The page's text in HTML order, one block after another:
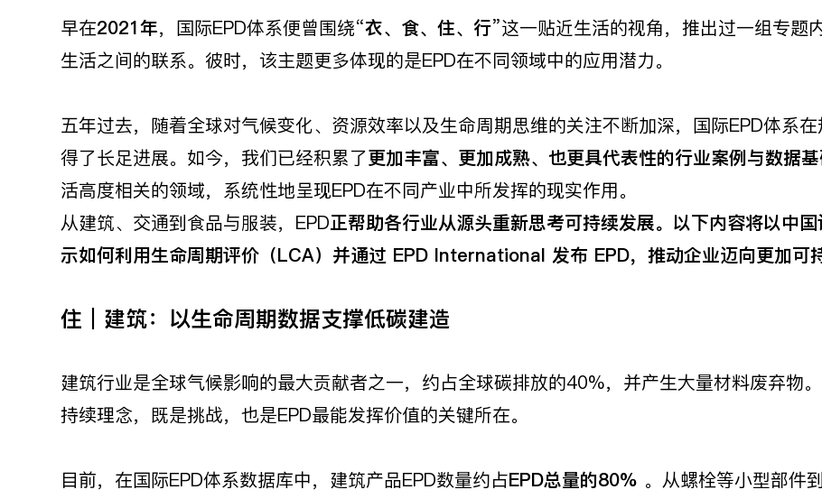
早在2021年，国际EPD体系便曾围绕“衣、食、住、行”这一贴近生活的视角，推出过一组专题
生活之间的联系。彼时，该主题更多体现的是EPD在不同领域中的应用潜力。
五年过去，随着全球对气候变化、资源效率以及生命周期思维的关注不断加深，国际EPD体系
得了长足进展。如今，我们已经积累了更加丰富、更加成熟、也更具代表性的行业案例与数据
活高度相关的领域，系统性地呈现EPD在不同产业中所发挥的现实作用。
从建筑、交通到食品与服装，EPD正帮助各行业从源头重新思考可持续发展。以下内容将以中
示如何利用生命周期评价（LCA）并通过 EPD International 发布 EPD，推动企业迈向更加可
住｜建筑：以生命周期数据支撑低碳建造
建筑行业是全球气候影响的最大贡献者之一，约占全球碳排放的40%，并产生大量材料废弃物
持续理念，既是挑战，也是EPD最能发挥价值的关键所在。
目前，在国际EPD体系数据库中，建筑产品EPD数量约占EPD总量的80% 。从螺栓等小型部件